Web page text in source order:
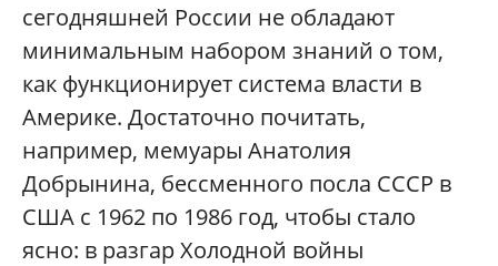
сегодняшней России не обладают
минимальным набором знаний о том,
как функционирует система власти в
Америке. Достаточно почитать,
например, мемуары Анатолия
Добрынина, бессменного посла СССР в
США с 1962 по 1986 год, чтобы стало
ясно: в разгар Холодной войны